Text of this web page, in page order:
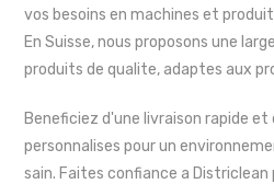
vos besoins en machines et
En Suisse, nous proposons une
produits de qualite, adaptes aux
Beneficiez d'une livraison rapide et
personnalises pour un
sain. Faites confiance a Districlean